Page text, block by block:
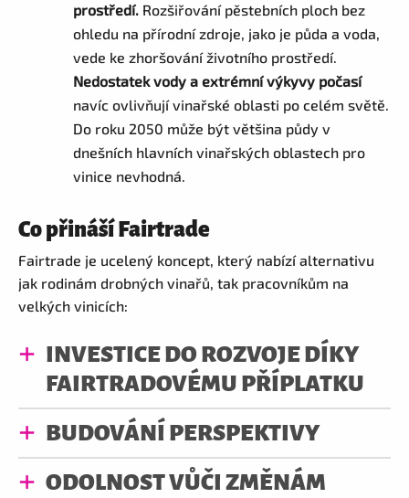
prostředí. Rozšiřování pěstebních ploch bez
ohledu na přírodní zdroje, jako je půda a voda,
vede ke zhoršování životního prostředí.
Nedostatek vody a extrémní výkyvy počasí
navíc ovlivňují vinařské oblasti po celém světě.
Do roku 2050 může být většina půdy v
dnešních hlavních vinařských oblastech pro
vinice nevhodná.
Co přináší Fairtrade
Fairtrade je ucelený koncept, který nabízí alternativu
jak rodinám drobných vinařů, tak pracovníkům na
velkých vinicích:
INVESTICE DO ROZVOJE DÍKY
FAIRTRADOVÉMU PŘÍPLATKU
BUDOVÁNÍ PERSPEKTIVY
ODOLNOST VŮČI ZMĚNÁM